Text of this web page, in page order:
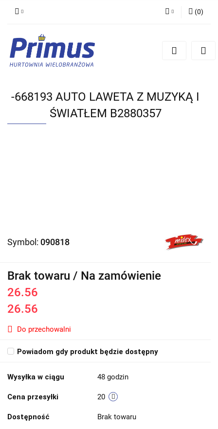
Zarejestruj się
(0)
-668193 AUTO LAWETA Z MUZYKĄ I
ŚWIATŁEM B2880357
Symbol: 090818
Brak towaru / Na zamówienie
26.56
26.56
Do przechowalni
Powiadom gdy produkt będzie dostępny
Wysyłka w ciągu 48 godzin
Cena przesyłki 20
Dostępność Brak towaru